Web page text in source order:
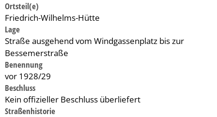
Ortsteil(e)
Friedrich-Wilhelms-Hütte
Lage
Straße ausgehend vom Windgassenplatz bis zur
Bessemerstraße
Benennung
vor 1928/29
Beschluss
Kein offizieller Beschluss überliefert
Straßenhistorie